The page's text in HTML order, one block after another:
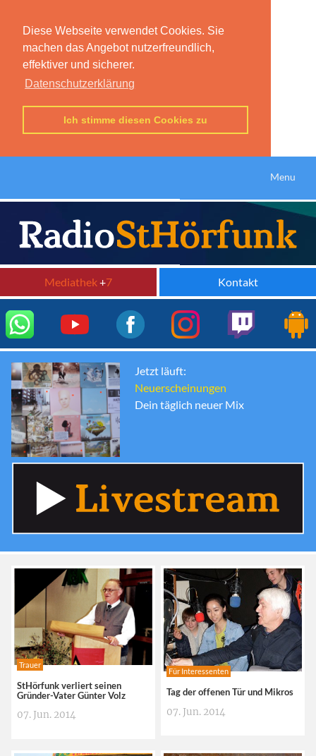
Diese Webseite verwendet Cookies. Sie
machen das Angebot nutzerfreundlich,
effektiver und sicherer.
Datenschutzerklärung
Ich stimme diesen Cookies zu
Menu
Mediathek+7 Kontakt
Jetzt läuft:
Neuerscheinungen
Dein täglich neuer Mix
Trauer
StHörfunk verliert seinen
Gründer-Vater Günter Volz
07. Jun. 2014
Für Interessenten
Tag der offenen Tür und Mikros
07. Jun. 2014